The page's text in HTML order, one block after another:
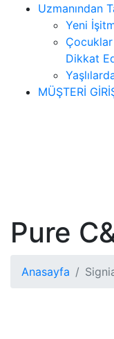
Uzmanından
Yeni
Çocuklar
Dikkat
MÜŞTERİ
Pure
Anasayfa